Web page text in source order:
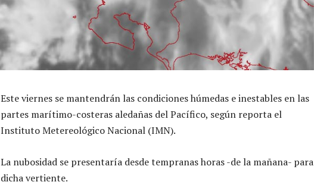
Este viernes se mantendrán las condiciones húmedas e inestables en las
partes marítimo-costeras aledañas del Pacífico, según reporta el
Instituto Metereológico Nacional (IMN).
La nubosidad se presentaría desde tempranas horas -de la mañana- para
dicha vertiente.